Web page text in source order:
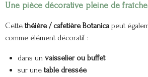
Une pièce décorative pleine de
Cette théière / cafetière Botanica peut
comme élément décoratif :
dans un vaisselier ou buffet
sur une table dressée